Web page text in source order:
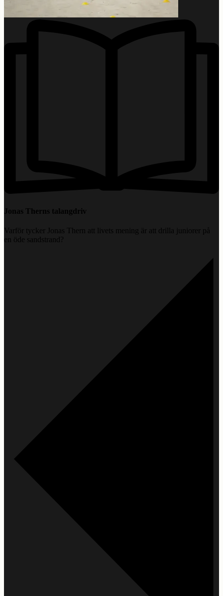
Jonas Therns talangdriv
Varför tycker Jonas Thern att livets mening är att drilla juniorer på
en öde sandstrand?